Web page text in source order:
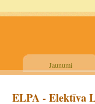
Jaunumi
ELPA - Elektīva